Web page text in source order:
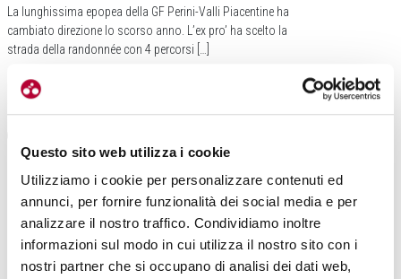
Questo sito web utilizza i cookie
Utilizziamo i cookie per personalizzare contenuti ed
annunci, per fornire funzionalità dei social media e per
analizzare il nostro traffico. Condividiamo inoltre
informazioni sul modo in cui utilizza il nostro sito con i
nostri partner che si occupano di analisi dei dati web,
La lunghissima epopea della GF Perini-Valli Piacentine ha
cambiato direzione lo scorso anno. L’ex pro’ ha scelto la
strada della randonnée con 4 percorsi […]
#EMILIA ROMAGNA
#RANDONNÉE PERINI VALLI PIACENTINE